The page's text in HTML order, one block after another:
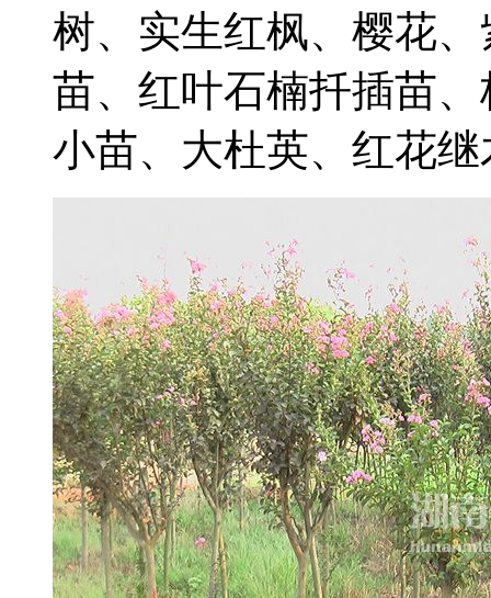
树、实生红枫、樱花
苗、红叶石楠扦插苗
小苗、大杜英、红花继